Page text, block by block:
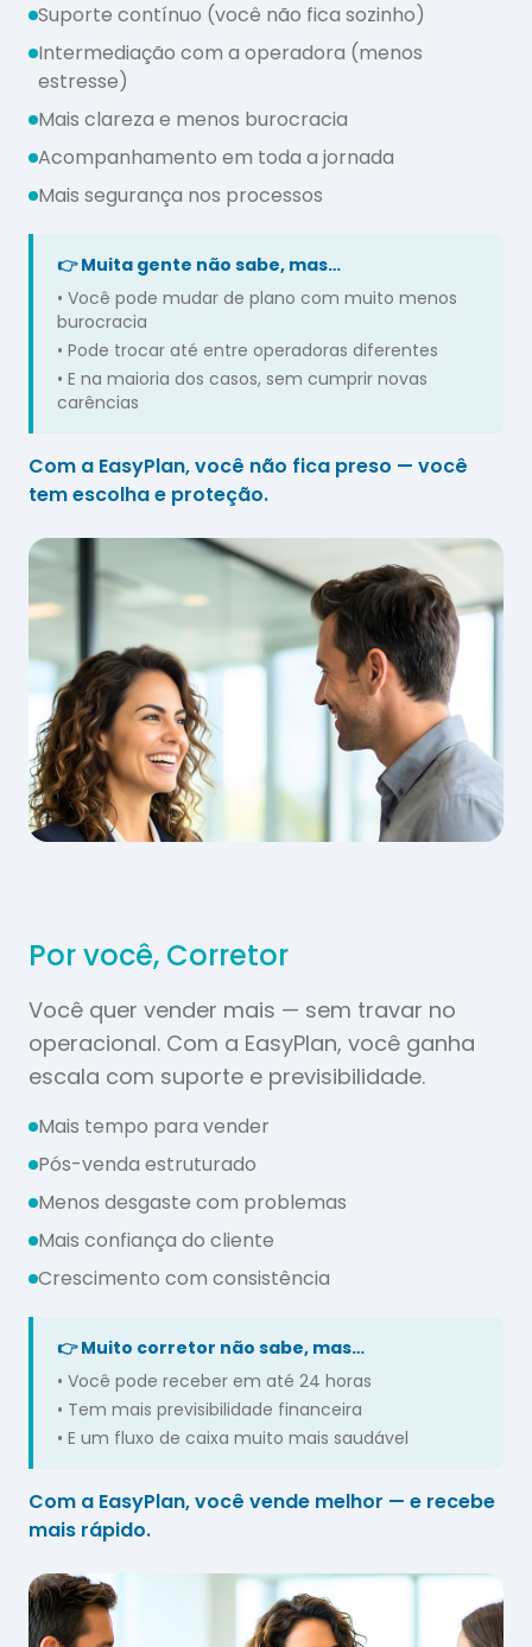
Suporte contínuo (você não fica sozinho)
Intermediação com a operadora (menos
estresse)
Mais clareza e menos burocracia
Acompanhamento em toda a jornada
Mais segurança nos processos
👉Muita gente não sabe, mas…
• Você pode mudar de plano com muito menos
burocracia
• Pode trocar até entre operadoras diferentes
• E na maioria dos casos, sem cumprir novas
carências
Com a EasyPlan, você não fica preso — você
tem escolha e proteção.
Por você, Corretor
Você quer vender mais — sem travar no
operacional. Com a EasyPlan, você ganha
escala com suporte e previsibilidade.
Mais tempo para vender
Pós-venda estruturado
Menos desgaste com problemas
Mais confiança do cliente
Crescimento com consistência
👉Muito corretor não sabe, mas…
• Você pode receber em até 24 horas
• Tem mais previsibilidade financeira
• E um fluxo de caixa muito mais saudável
Com a EasyPlan, você vende melhor — e recebe
mais rápido.